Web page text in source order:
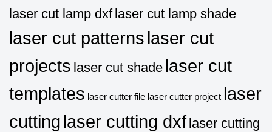
laser cut lamp dxf laser cut lamp shade
laser cut patterns laser cut
projects laser cut shade laser cut
templates laser cutter file laser cutter project laser
cutting laser cutting dxf laser cutting